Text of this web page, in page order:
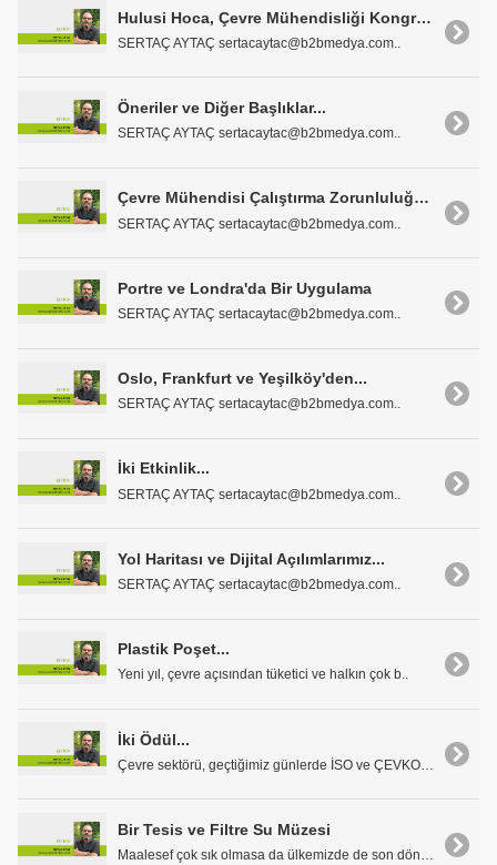
Hulusi Hoca, Çevre Mühendisliği Kongresi ve MEMTEK 2019...
SERTAÇ AYTAÇ sertacaytac@b2bmedya.com..
Öneriler ve Diğer Başlıklar...
SERTAÇ AYTAÇ sertacaytac@b2bmedya.com..
Çevre Mühendisi Çalıştırma Zorunluluğu Getirildi
SERTAÇ AYTAÇ sertacaytac@b2bmedya.com..
Portre ve Londra'da Bir Uygulama
SERTAÇ AYTAÇ sertacaytac@b2bmedya.com..
Oslo, Frankfurt ve Yeşilköy'den...
SERTAÇ AYTAÇ sertacaytac@b2bmedya.com..
İki Etkinlik...
SERTAÇ AYTAÇ sertacaytac@b2bmedya.com..
Yol Haritası ve Dijital Açılımlarımız...
SERTAÇ AYTAÇ sertacaytac@b2bmedya.com..
Plastik Poşet...
Yeni yıl, çevre açısından tüketici ve halkın çok b..
İki Ödül...
Bir Tesis ve Filtre Su Müzesi
Maalesef çok sık olmasa da ülkemizde de son döneml..